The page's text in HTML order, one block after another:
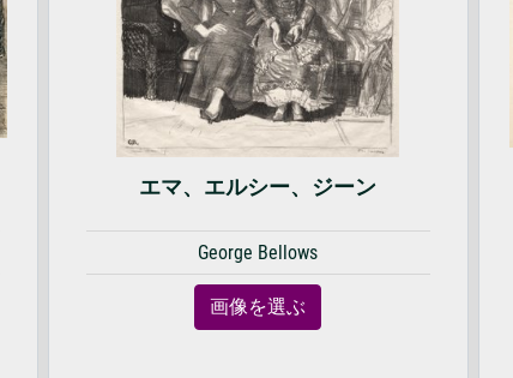
エマ、エルシー、ジーン
George Bellows
画像を選ぶ